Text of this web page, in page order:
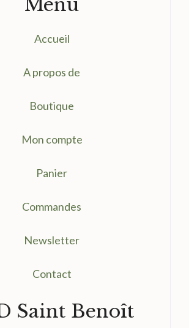
Menu
Accueil
A propos de
Boutique
Mon compte
Panier
Commandes
Newsletter
Contact
Saint Benoît